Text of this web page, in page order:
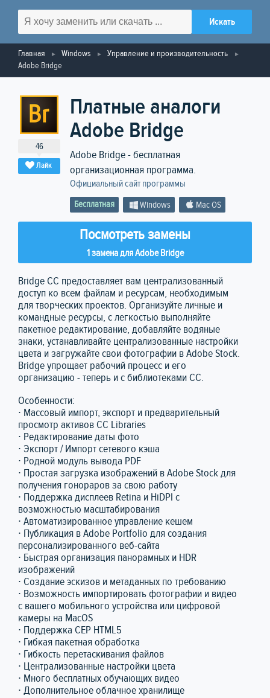
Главная Windows
Управление и производительность
Adobe Bridge
46
Лайк
Платные аналоги
Adobe Bridge
Adobe Bridge - бесплатная
организационная программа.
Официальный сайт программы
Бесплатная Windows Mac OS
Посмотреть замены
1 замена для Adobe Bridge
Bridge CC предоставляет вам централизованный
доступ ко всем файлам и ресурсам, необходимым
для творческих проектов. Организуйте личные и
командные ресурсы, с легкостью выполняйте
пакетное редактирование, добавляйте водяные
знаки, устанавливайте централизованные настройки
цвета и загружайте свои фотографии в Adobe Stock.
Bridge упрощает рабочий процесс и его
организацию - теперь и с библиотеками CC.
Особенности:
∙ Массовый импорт, экспорт и предварительный
просмотр активов CC Libraries
∙ Редактирование даты фото
∙ Экспорт / Импорт сетевого кэша
∙ Родной модуль вывода PDF
∙ Простая загрузка изображений в Adobe Stock для
получения гонораров за свою работу
∙ Поддержка дисплеев Retina и HiDPI с
возможностью масштабирования
∙ Автоматизированное управление кешем
∙ Публикация в Adobe Portfolio для создания
персонализированного веб-сайта
∙ Быстрая организация панорамных и HDR
изображений
∙ Создание эскизов и метаданных по требованию
∙ Возможность импортировать фотографии и видео
с вашего мобильного устройства или цифровой
камеры на MacOS
∙ Поддержка CEP HTML5
∙ Гибкая пакетная обработка
∙ Гибкость перетаскивания файлов
∙ Централизованные настройки цвета
∙ Много бесплатных обучающих видео
∙ Дополнительное облачное хранилище